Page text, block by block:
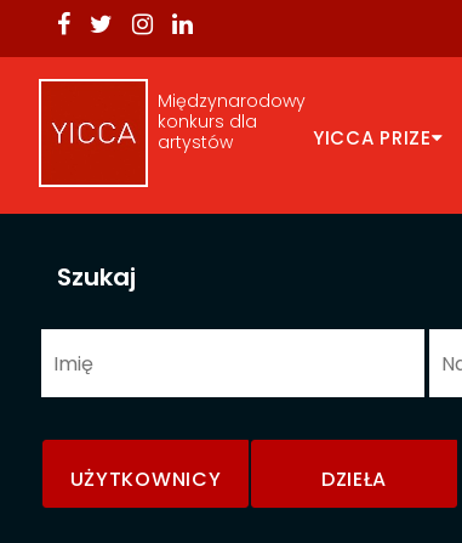
Międzynarodowy
konkurs dla
artystów
YICCA PRIZE
Szukaj
UŻYTKOWNICY DZIEŁA